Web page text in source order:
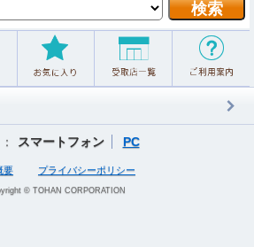
スマートフォン PC
要 プライバシーポリシー
© TOHAN CORPORATION